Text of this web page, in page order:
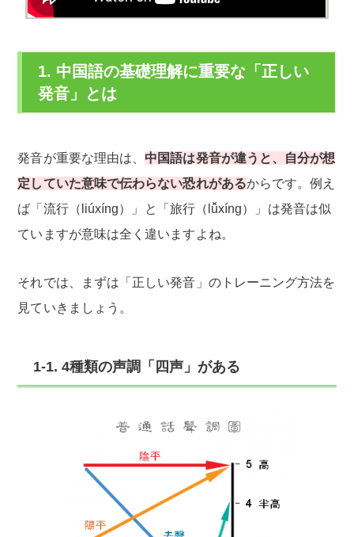
1. 中国語の基礎理解に重要な「正しい
発音」とは
発音が重要な理由は、 中国語は発音が違うと、自分が想
定していた意味で伝わらない恐れがあるからです。例え
ば「流行（liúxíng）」と「旅行（lǚxíng）」は発音は似
ていますが意味は全く違いますよね。
それでは、まずは「正しい発音」のトレーニング方法を
見ていきましょう。
1-1. 4種類の声調「四声」がある